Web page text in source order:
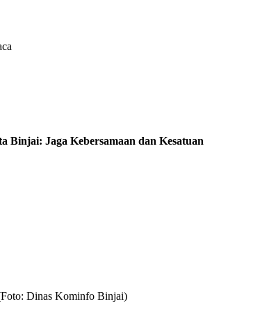
Binjai: Jaga Kebersamaan dan Kesatuan
Dinas Kominfo Binjai)